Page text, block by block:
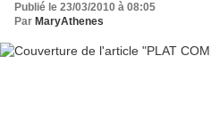
Publié le 23/03/2010 à 08:05
Par MaryAthenes